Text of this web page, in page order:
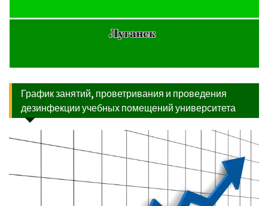
График занятий, проветривания и проведения
дезинфекции учебных помещений университета